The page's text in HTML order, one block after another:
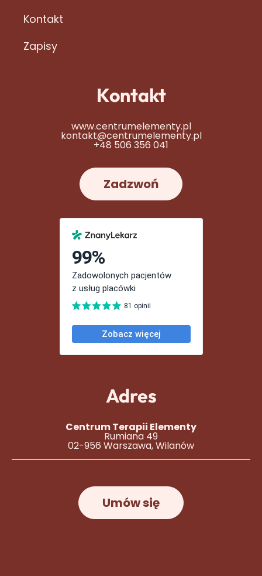
Kontakt
Zapisy
Kontakt
www.centrumelementy.pl
kontakt@centrumelementy.pl
+48 506 356 041
Zadzwoń
Adres
Centrum Terapii Elementy
Rumiana 49
02-956 Warszawa, Wilanów
Umów się